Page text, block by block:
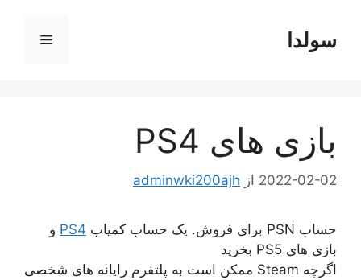
محتواسولدا فهرست
بازی های PS4
2022-02-02 از adminwki200ajh
حساب PSN برای فروش. یک حساب کمیاب PS4 و
بازی های PS5 بخرید
اگرچه Steam ممکن است به پلتفرم رایانه های شخصی